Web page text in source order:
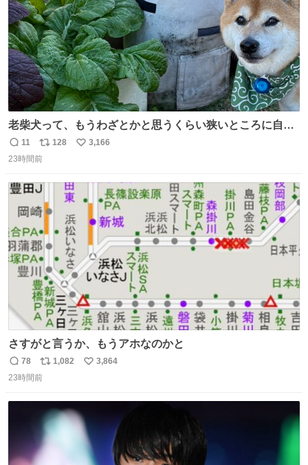
老柴犬って、もうわざとかと思うくらい狭いところに自ら
はまりにいくじゃないですか？ 今朝ガーデニングしてる飼
い主の間にはまってきて、最高に可愛かった♥️
返
信
11
リ
ポ
ト
数
128
い
3,166
23時間前
さすがと言うか、もうアホなのかと
返
信
78
リ
ポ
ト
数
1,082
い
3,864
23時間前